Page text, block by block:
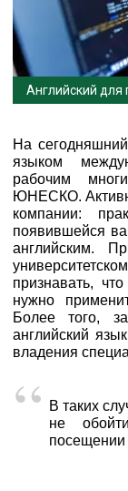
Английский для
На
языком
рабочим
ЮНЕСКО.
компании:
появившейся
английским.
признавать,
нужно
Более того,
английский
владения
В таких
не
посещении